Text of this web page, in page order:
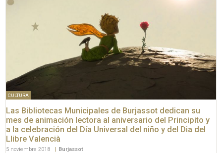
CULTURA
Las Bibliotecas Municipales de Burjassot dedican su
mes de animación lectora al aniversario del Principito y
a la celebración del Día Universal del niño y del Dia del
Llibre Valencià
5 noviembre 2018 | Burjassot